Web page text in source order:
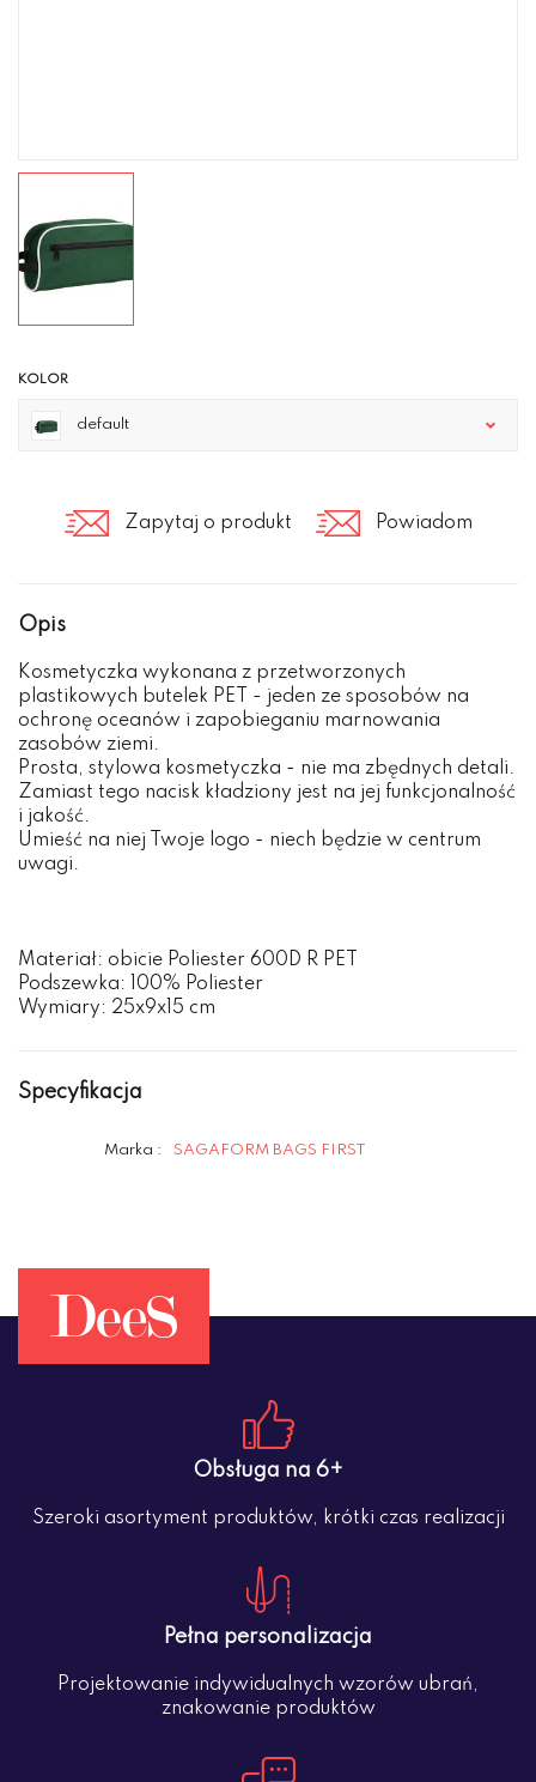
KOLOR
default
Zapytaj o produkt Powiadom
Opis
Kosmetyczka wykonana z przetworzonych
plastikowych butelek PET - jeden ze sposobów na
ochronę oceanów i zapobieganiu marnowania
zasobów ziemi.
Prosta, stylowa kosmetyczka - nie ma zbędnych detali.
Zamiast tego nacisk kładziony jest na jej funkcjonalność
i jakość.
Umieść na niej Twoje logo - niech będzie w centrum
uwagi.
Materiał: obicie Poliester 600D R PET
Podszewka: 100% Poliester
Wymiary: 25x9x15 cm
Specyfikacja
Marka : SAGAFORM BAGS FIRST
Obsługa na 6+
Szeroki asortyment produktów, krótki czas realizacji
Pełna personalizacja
Projektowanie indywidualnych wzorów ubrań,
znakowanie produktów